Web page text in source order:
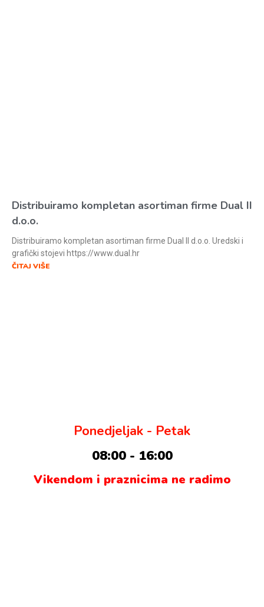
Distribuiramo kompletan asortiman firme Dual II
d.o.o.
Distribuiramo kompletan asortiman firme Dual II d.o.o. Uredski i
grafički stojevi https://www.dual.hr
ČITAJ VIŠE
Ponedjeljak - Petak
08:00 - 16:00
Vikendom i praznicima ne radimo